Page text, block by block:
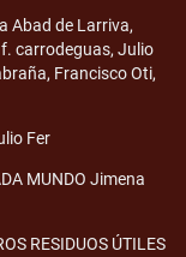
Abad de Larriva,
carrodeguas, Julio
Francisco Oti,
Fer
MUNDO Jimena
RESIDUOS ÚTILES